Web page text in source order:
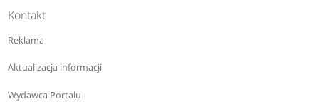
Kontakt
Reklama
Aktualizacja informacji
Wydawca Portalu